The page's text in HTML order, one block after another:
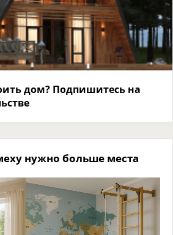
дом? Подпишитесь на
нужно больше места